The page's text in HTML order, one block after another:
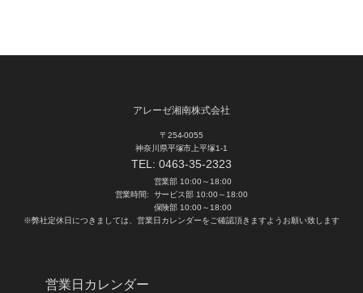
アレーゼ湘南株式会社
〒254-0055
神奈川県平塚市上平塚1-1
TEL:0463-35-2323
営業時間:
営業部 10:00～18:00
サービス部 10:00～18:00
保険部 10:00～18:00
※弊社定休日につきましては、営業日カレンダーをご確認頂きますようお願い致します
営業日カレンダー